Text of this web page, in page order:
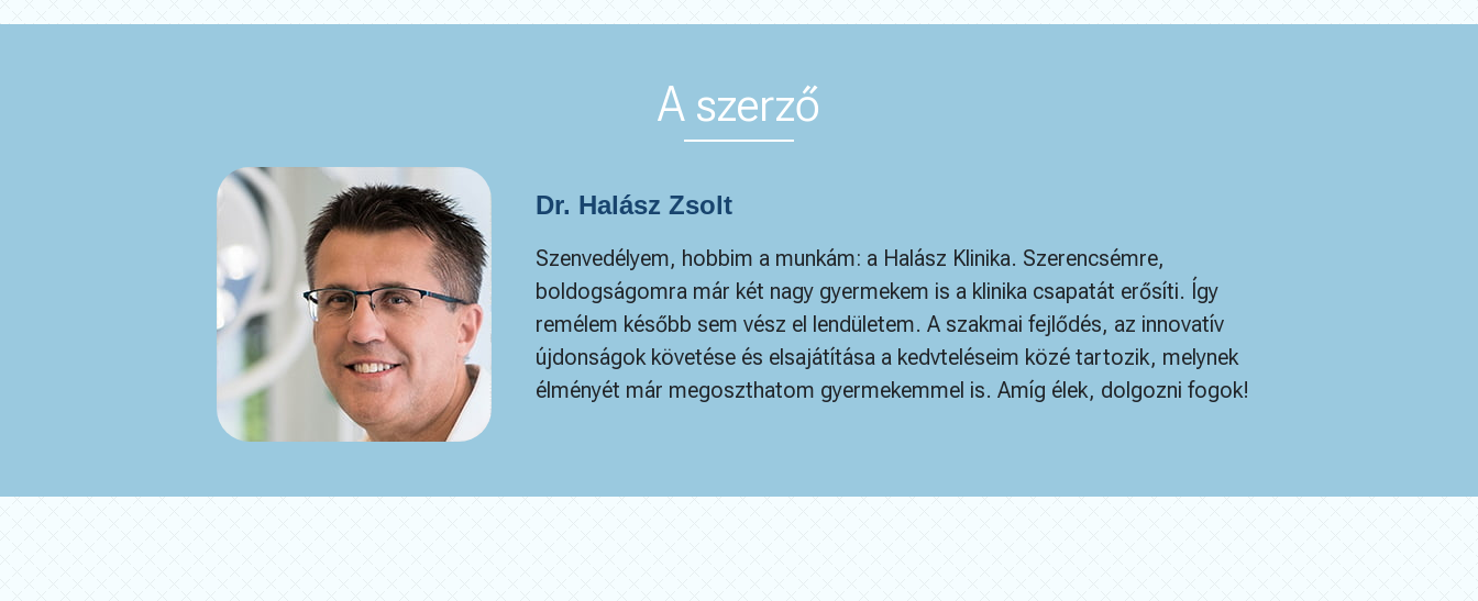
A szerző
Dr. Halász Zsolt
Szenvedélyem, hobbim a munkám: a Halász Klinika. Szerencsémre,
boldogságomra már két nagy gyermekem is a klinika csapatát erősíti. Így
remélem később sem vész el lendületem. A szakmai fejlődés, az innovatív
újdonságok követése és elsajátítása a kedvteléseim közé tartozik, melynek
élményét már megoszthatom gyermekemmel is. Amíg élek, dolgozni fogok!